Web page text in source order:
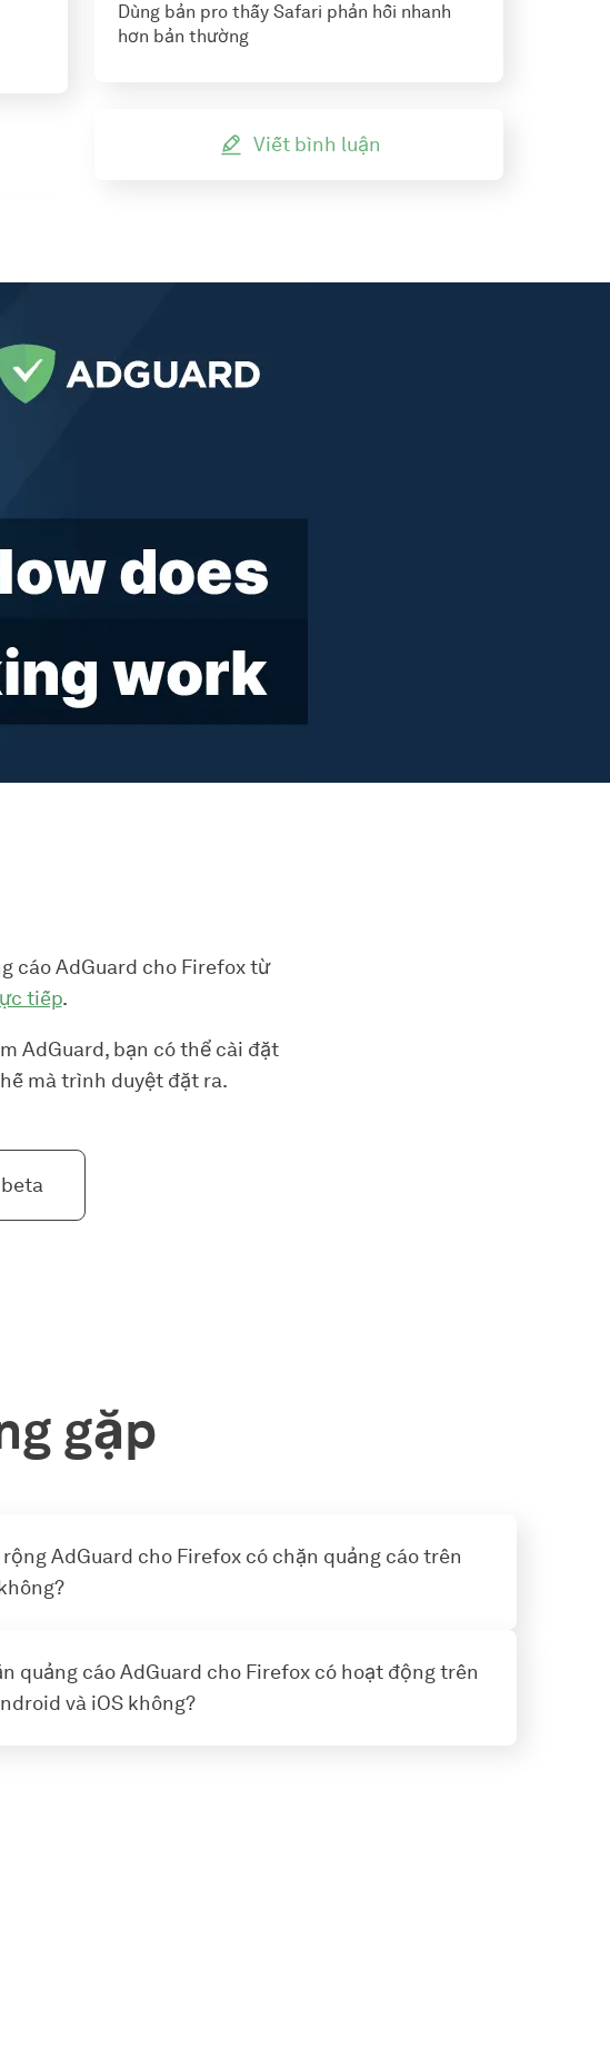
Dùng bản pro thấy Safari phản hồi nhanh
hơn bản thường
Viết bình luận
cáo AdGuard cho Firefox từ
tiếp.
AdGuard, bạn có thể cài đặt
mà trình duyệt đặt ra.
gặp
AdGuard cho Firefox có chặn quảng cáo trên
quảng cáo AdGuard cho Firefox có hoạt động trên
và iOS không?